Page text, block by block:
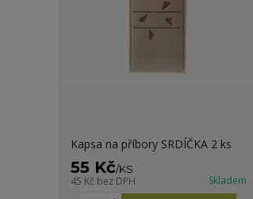
Kapsa na příbory SRDÍČKA 2 ks
55 Kč/KS
45 Kč bez DPH Skladem